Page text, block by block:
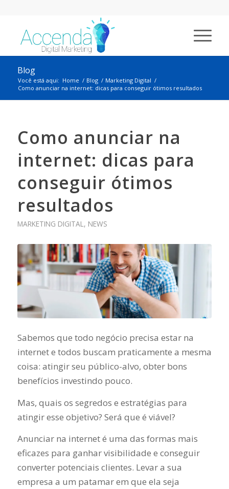
Blog
Você está aqui: Home / Blog / Marketing Digital /
Como anunciar na internet: dicas para conseguir ótimos resultados
Como anunciar na
internet: dicas para
conseguir ótimos
resultados
MARKETING DIGITAL, NEWS
Sabemos que todo negócio precisa estar na
internet e todos buscam praticamente a mesma
coisa: atingir seu público-alvo, obter bons
benefícios investindo pouco.
Mas, quais os segredos e estratégias para
atingir esse objetivo? Será que é viável?
Anunciar na internet é uma das formas mais
eficazes para ganhar visibilidade e conseguir
converter potenciais clientes. Levar a sua
empresa a um patamar em que ela seja